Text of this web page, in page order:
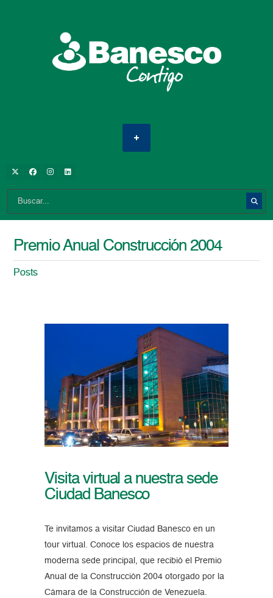
Premio Anual Construcción 2004
Posts
Visita virtual a nuestra sede
Ciudad Banesco
Te invitamos a visitar Ciudad Banesco en un
tour virtual. Conoce los espacios de nuestra
moderna sede principal, que recibió el Premio
Anual de la Construcción 2004 otorgado por la
Cámara de la Construcción de Venezuela.